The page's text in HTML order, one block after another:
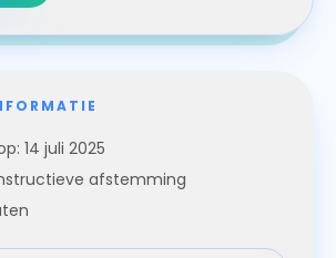
14 juli 2025
afstemming